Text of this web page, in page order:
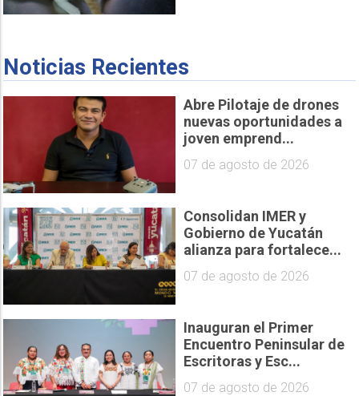
Noticias Recientes
Abre Pilotaje de drones
nuevas oportunidades a
joven emprend...
07 de agosto de 2026
Consolidan IMER y
Gobierno de Yucatán
alianza para fortalece...
07 de agosto de 2026
Inauguran el Primer
Encuentro Peninsular de
Escritoras y Esc...
07 de agosto de 2026